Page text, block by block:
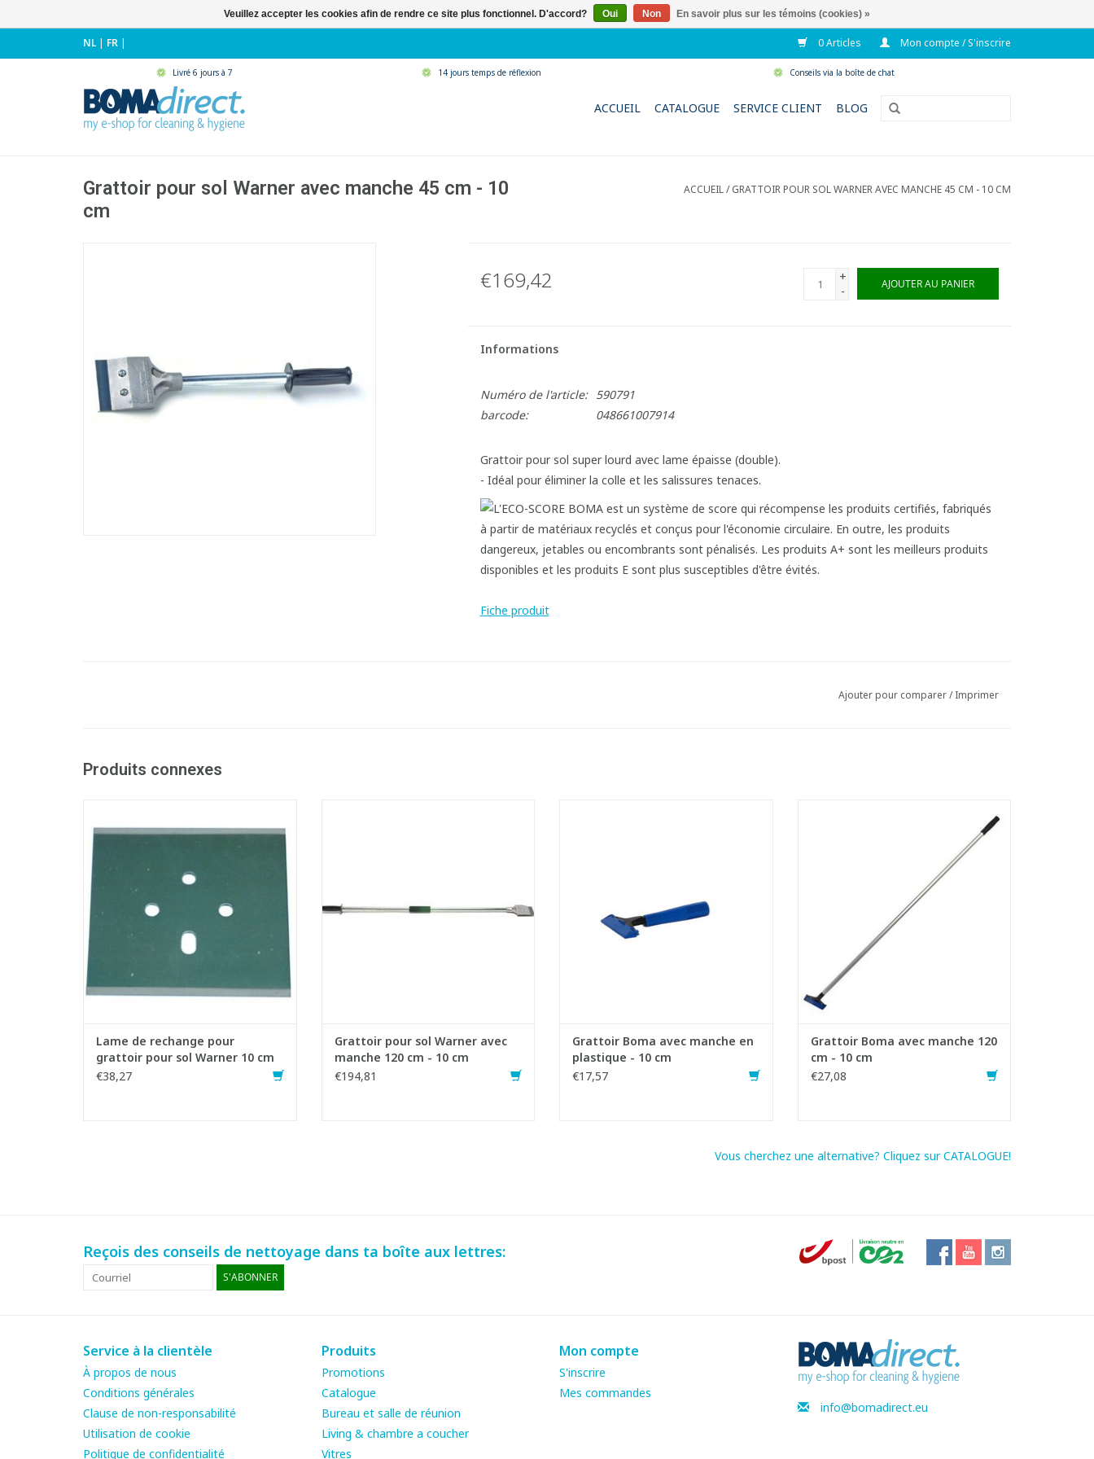
NL| FR | 0 Articles Mon compte / S'inscrire
Livré 6 jours à 7 14 jours temps de réflexion Conseils via la boîte de chat
ACCUEIL CATALOGUE SERVICE CLIENT BLOG
Grattoir pour sol Warner avec manche 45 cm - 10
cm
ACCUEIL/GRATTOIR POUR SOL WARNER AVEC MANCHE 45 CM - 10 CM
€169,42
+
-
AJOUTER AU PANIER
Informations
Numéro de l'article:
590791
barcode:
048661007914
Grattoir pour sol super lourd avec lame épaisse (double).
- Idéal pour éliminer la colle et les salissures tenaces.
Fiche produit
Ajouter pour comparer/Imprimer
Produits connexes
Lame de rechange pour
grattoir pour sol Warner 10 cm
€38,27
Grattoir pour sol Warner avec
manche 120 cm - 10 cm
€194,81
Grattoir Boma avec manche en
plastique - 10 cm
€17,57
Grattoir Boma avec manche 120
cm - 10 cm
€27,08
Vous cherchez une alternative? Cliquez sur CATALOGUE!
Reçois des conseils de nettoyage dans ta boîte aux lettres:
S'ABONNER
Service à la clientèle
À propos de nous
Conditions générales
Clause de non-responsabilité
Utilisation de cookie
Politique de confidentialité
Produits
Promotions
Catalogue
Bureau et salle de réunion
Living & chambre a coucher
Vitres
Mon compte
S'inscrire
Mes commandes
info@bomadirect.eu
Veuillez accepter les cookies afin de rendre ce site plus fonctionnel. D'accord? Oui Non En savoir plus sur les témoins (cookies) »